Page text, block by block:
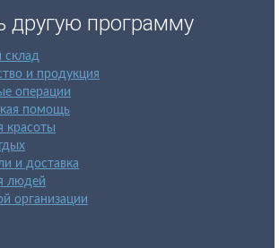
другую программу
склад
и продукция
операции
помощь
красоты
и доставка
людей
организации